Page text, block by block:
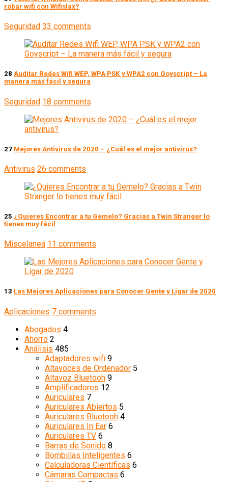
robar wifi con Wifislax?
Seguridad 33 comments
28 Auditar Redes Wifi WEP, WPA PSK y WPA2 con Goyscript – La
manera más fácil y segura
Seguridad 18 comments
27 Mejores Antivirus de 2020 – ¿Cuál es el mejor antivirus?
Antivirus 26 comments
25 ¿Quieres Encontrar a tu Gemelo? Gracias a Twin Stranger lo
tienes muy fácil
Miscelanea 11 comments
13 Las Mejores Aplicaciones para Conocer Gente y Ligar de 2020
Aplicaciones 7 comments
Abogados 4
Ahorro 2
Análisis 485
Adaptadores wifi 9
Altavoces de Ordenador 5
Altavoz Bluetooh 9
Amplificadores 12
Auriculares 7
Auriculares Abiertos 5
Auriculares Bluetooh 4
Auriculares In Ear 6
Auriculares TV 6
Barras de Sonido 8
Bombillas Inteligentes 6
Calculadoras Científicas 6
Cámaras Compactas 6